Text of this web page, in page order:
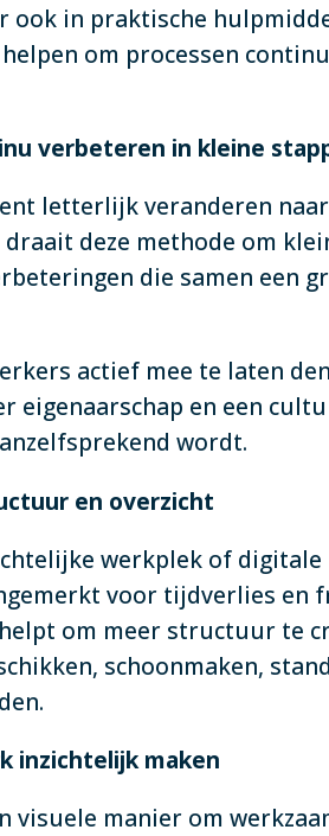
ook in praktische
om processen
verbeteren in kleine
letterlijk veranderen
draait deze methode om
die samen een
actief mee te laten
eigenaarschap en een
wordt.
en overzicht
werkplek of digitale
voor tijdverlies en
om meer structuur te
schoonmaken,
inzichtelijk maken
visuele manier om